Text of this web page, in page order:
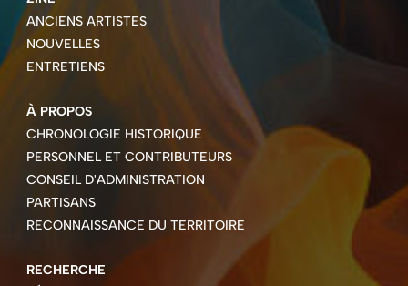
ANCIENS ARTISTES
NOUVELLES
ENTRETIENS
À PROPOS
CHRONOLOGIE HISTORIQUE
PERSONNEL ET CONTRIBUTEURS
CONSEIL D'ADMINISTRATION
PARTISANS
RECONNAISSANCE DU TERRITOIRE
RECHERCHE